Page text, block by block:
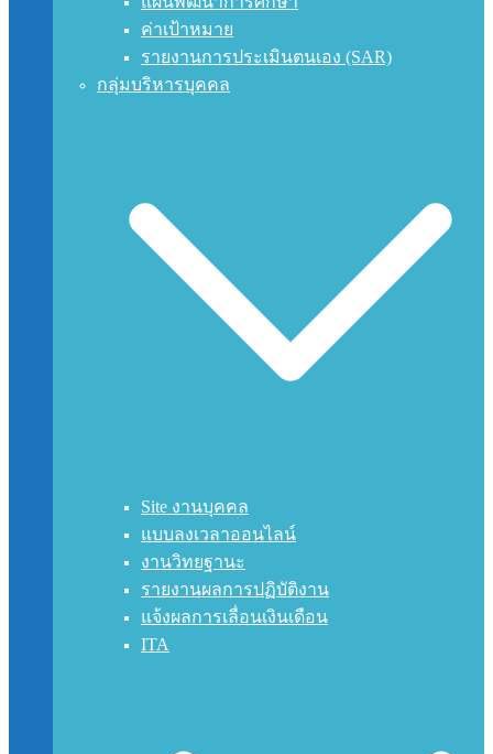
ค่าเป้าหมาย
รายงานการประเมินตนเอง (SAR)
กลุ่มบริหารบุคคล
Site งานบุคคล
แบบลงเวลาออนไลน์
งานวิทยฐานะ
รายงานผลการปฏิบัติงาน
แจ้งผลการเลื่อนเงินเดือน
ITA